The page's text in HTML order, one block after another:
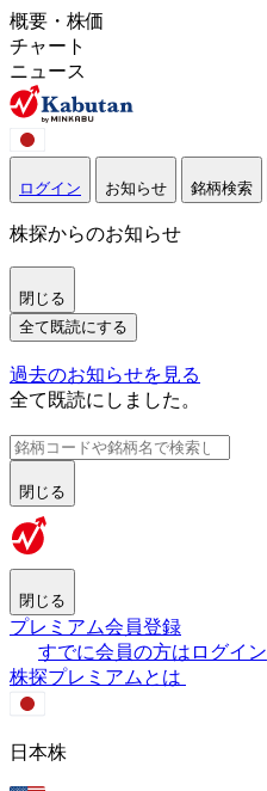
概要・株価
チャート
ニュース
ログイン お知らせ 銘柄検索
株探からのお知らせ
閉じる
全て既読にする
過去のお知らせを見る
全て既読にしました。
閉じる
閉じる
プレミアム会員登録
すでに会員の方はログイン
株探プレミアムとは
日本株